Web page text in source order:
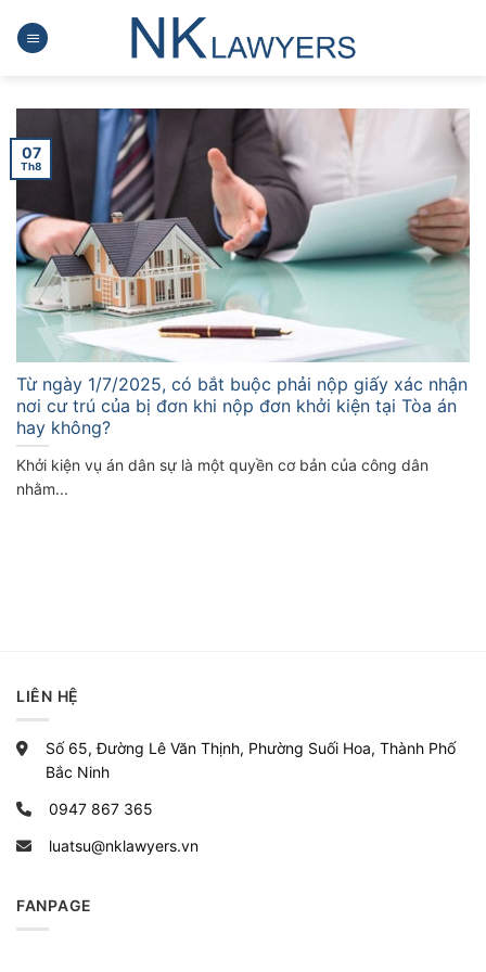
content
Từ ngày 1/7/2025, có bắt buộc phải nộp giấy xác nhận
nơi cư trú của bị đơn khi nộp đơn khởi kiện tại Tòa án
hay không?
Khởi kiện vụ án dân sự là một quyền cơ bản của công dân
nhằm...
07
Th8
LIÊN HỆ
Số 65, Đường Lê Văn Thịnh, Phường Suối Hoa, Thành Phố
Bắc Ninh
0947 867 365
luatsu@nklawyers.vn
FANPAGE